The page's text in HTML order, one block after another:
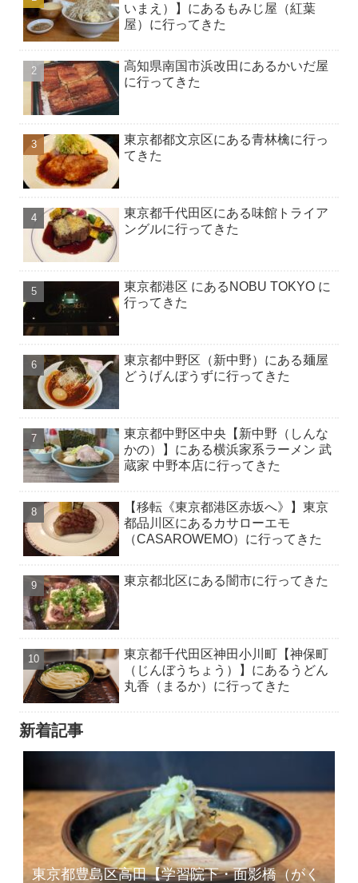
いまえ）】にあるもみじ屋（紅葉
屋）に行ってきた
高知県南国市浜改田にあるかいだ屋
に行ってきた
東京都都文京区にある青林檎に行っ
てきた
東京都千代田区にある味館トライア
ングルに行ってきた
東京都港区 にあるNOBU TOKYO に
行ってきた
東京都中野区（新中野）にある麺屋
どうげんぼうずに行ってきた
東京都中野区中央【新中野（しんな
かの）】にある横浜家系ラーメン 武
蔵家 中野本店に行ってきた
【移転《東京都港区赤坂へ》】東京
都品川区にあるカサローエモ
（CASAROWEMO）に行ってきた
東京都北区にある闇市に行ってきた
東京都千代田区神田小川町【神保町
（じんぼうちょう）】にあるうどん
丸香（まるか）に行ってきた
新着記事
東京都豊島区高田【学習院下・面影橋（がく